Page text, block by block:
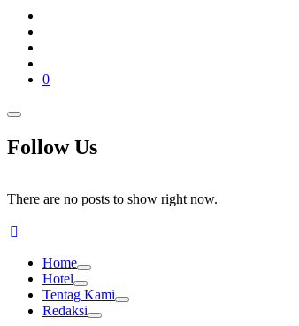
0
Follow Us
There are no posts to show right now.
Home
Hotel
Tentag Kami
Redaksi